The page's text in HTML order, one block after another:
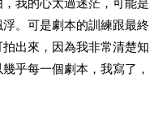
我的心太過迷茫，可能是
。可是劇本的訓練跟最終
出來，因為我非常清楚知
乎每一個劇本，我寫了，